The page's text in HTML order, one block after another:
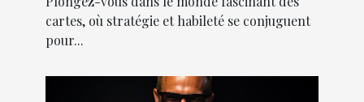
cartes, où stratégie et habileté se conjuguent
pour...